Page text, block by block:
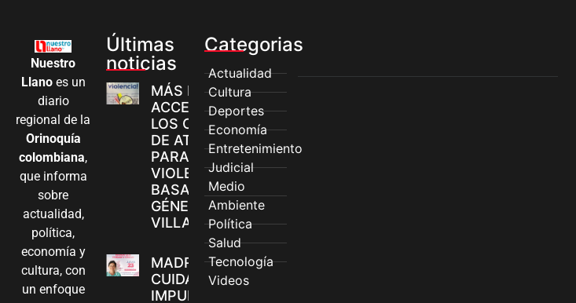
Nuestro
Llanoes un
diario
regional de la
Orinoquía
colombiana,
que informa
sobre
actualidad,
política,
economía y
cultura, con
un enfoque
Últimas
noticias
MÁS MUJERES
ACCEDEN A
LOS CANALES
DE ATENCIÓN
PARA
VIOLENCIAS
BASADAS EN
GÉNERO EN
VILLAVICENCIO
MADRES
CUIDADORAS
IMPULSAN SUS
Categorias
Actualidad
Cultura
Deportes
Economía
Entretenimiento
Judicial
Medio
Ambiente
Política
Salud
Tecnología
Videos